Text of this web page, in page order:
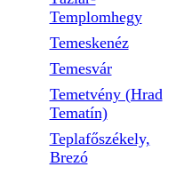
Templomhegy
Temeskenéz
Temesvár
Temetvény (Hrad
Tematín)
Teplafőszékely,
Brezó